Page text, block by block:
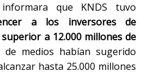
que KNDS tuvo
a los inversores de
a 12.000 millones de
medios habían sugerido
hasta 25.000 millones